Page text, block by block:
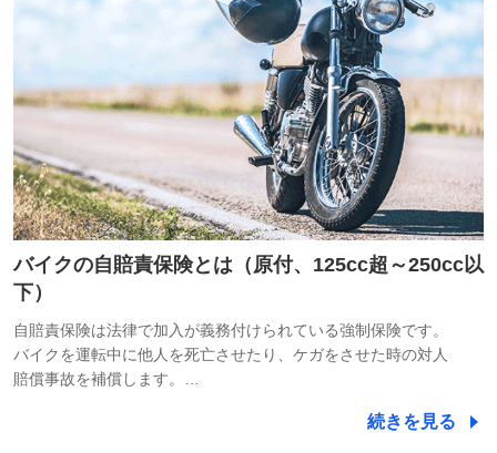
バイクの自賠責保険とは（原付、125cc超～250cc以
下）
自賠責保険は法律で加入が義務付けられている強制保険です。
バイクを運転中に他人を死亡させたり、ケガをさせた時の対人
賠償事故を補償します。…
続きを見る